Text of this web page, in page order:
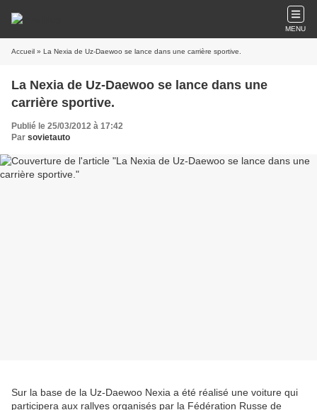
MENU
Accueil » La Nexia de Uz-Daewoo se lance dans une carrière sportive.
La Nexia de Uz-Daewoo se lance dans une
carrière sportive.
Publié le 25/03/2012 à 17:42
Par sovietauto
Sur la base de la Uz-Daewoo Nexia a été réalisé une voiture qui
participera aux rallyes organisés par la Fédération Russe de